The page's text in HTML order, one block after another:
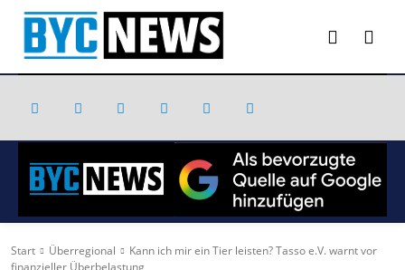
Start Überregional
Kann ich mir ein Tier leisten? Tasso e.V. warnt vor
finanzieller Überbelastung